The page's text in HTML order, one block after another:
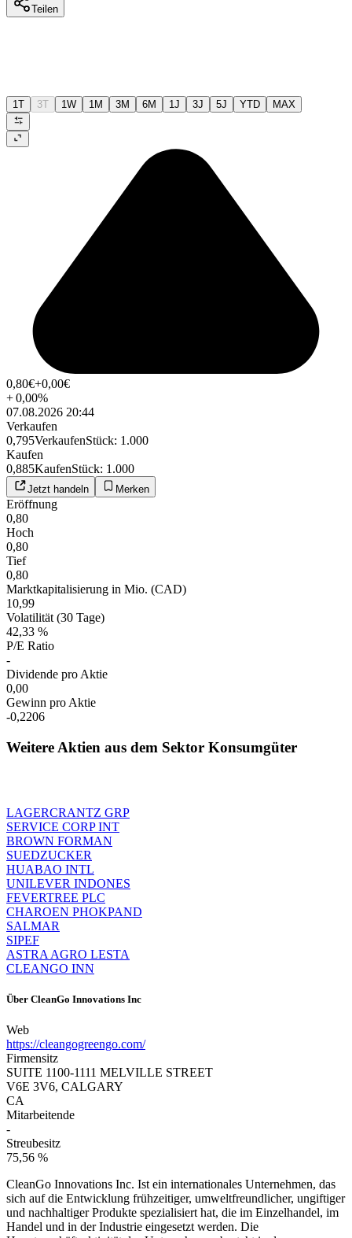
Teilen
1T 3T 1W 1M 3M 6M 1J 3J 5J YTD MAX
0,80€+0,00€
+0,00%
07.08.2026 20:44
Verkaufen
0,795VerkaufenStück: 1.000
Kaufen
0,885KaufenStück: 1.000
Jetzt handeln Merken
Eröffnung
0,80
Hoch
0,80
Tief
0,80
Marktkapitalisierung in Mio. (CAD)
10,99
Volatilität (30 Tage)
42,33 %
P/E Ratio
-
Dividende pro Aktie
0,00
Gewinn pro Aktie
-0,2206
Weitere Aktien aus dem Sektor Konsumgüter
LAGERCRANTZ GRP
SERVICE CORP INT
BROWN FORMAN
SUEDZUCKER
HUABAO INTL
UNILEVER INDONES
FEVERTREE PLC
CHAROEN PHOKPAND
SALMAR
SIPEF
ASTRA AGRO LESTA
CLEANGO INN
Über CleanGo Innovations Inc
Web
https://cleangogreengo.com/
Firmensitz
SUITE 1100-1111 MELVILLE STREET
V6E 3V6, CALGARY
CA
Mitarbeitende
-
Streubesitz
75,56 %
CleanGo Innovations Inc. Ist ein internationales Unternehmen, das
sich auf die Entwicklung frühzeitiger, umweltfreundlicher, ungiftiger
und nachhaltiger Produkte spezialisiert hat, die im Einzelhandel, im
Handel und in der Industrie eingesetzt werden. Die